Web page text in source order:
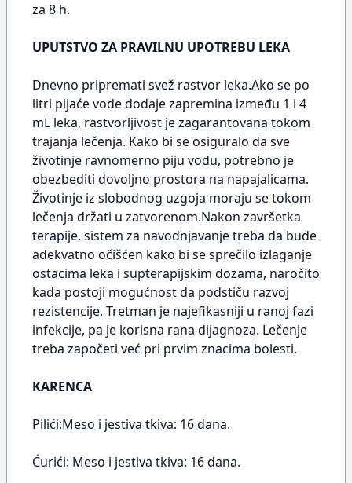
za 8 h.
UPUTSTVO ZA PRAVILNU UPOTREBU LEKA
Dnevno pripremati svež rastvor leka.Ako se po
litri pijaće vode dodaje zapremina između 1 i 4
mL leka, rastvorljivost je zagarantovana tokom
trajanja lečenja. Kako bi se osiguralo da sve
životinje ravnomerno piju vodu, potrebno je
obezbediti dovoljno prostora na napajalicama.
Životinje iz slobodnog uzgoja moraju se tokom
lečenja držati u zatvorenom.Nakon završetka
terapije, sistem za navodnjavanje treba da bude
adekvatno očišćen kako bi se sprečilo izlaganje
ostacima leka i supterapijskim dozama, naročito
kada postoji mogućnost da podstiču razvoj
rezistencije. Tretman je najefikasniji u ranoj fazi
infekcije, pa je korisna rana dijagnoza. Lečenje
treba započeti već pri prvim znacima bolesti.
KARENCA
Pilići:Meso i jestiva tkiva: 16 dana.
Ćurići: Meso i jestiva tkiva: 16 dana.